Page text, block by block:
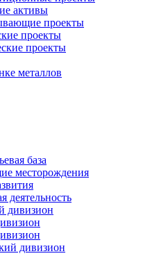
активы
проекты
проекты
проекты
металлов
база
месторождения
деятельность
дивизион
дивизион